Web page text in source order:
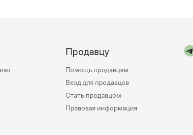
Продавцу
Помощь продавцам
Вход для продавцов
Стать продавцом
Правовая информация